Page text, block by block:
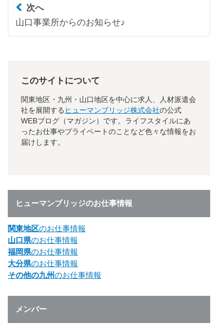
次へ
山口事業所からのお知らせ♪
このサイトについて
関東地区・九州・山口地区を中心に求人、人材派遣会
社を展開する ヒューマンブリッジ株式会社の公式
WEBブログ（マガジン）です。ライフスタイルにあ
ったお仕事やプライベートのことなど色々な情報をお
届けします。
ヒューマンブリッジのお仕事情報
関東地区のお仕事情報
山口県のお仕事情報
福岡県のお仕事情報
大分県のお仕事情報
その他の九州のお仕事情報
メンバー